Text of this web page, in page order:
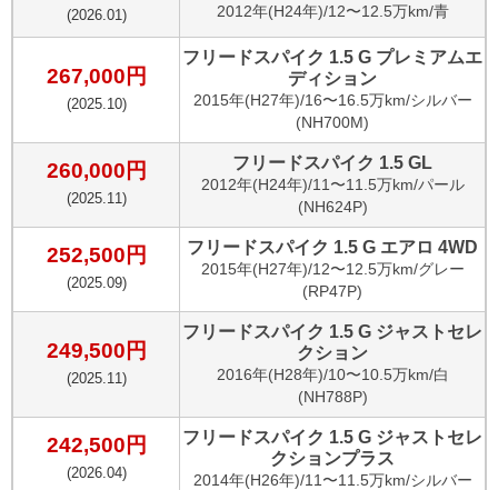
(2026.01) 2012年(H24年)/12〜12.5万km/青
267,000 円
(2025.10)
フリードスパイク 1.5 G プレミアムエ
ディション
2015年(H27年)/16〜16.5万km/シルバー
(NH700M)
260,000 円
(2025.11)
フリードスパイク 1.5 GL
2012年(H24年)/11〜11.5万km/パール
(NH624P)
252,500 円
(2025.09)
フリードスパイク 1.5 G エアロ 4WD
2015年(H27年)/12〜12.5万km/グレー
(RP47P)
249,500 円
(2025.11)
フリードスパイク 1.5 G ジャストセレ
クション
2016年(H28年)/10〜10.5万km/白
(NH788P)
242,500 円
(2026.04)
フリードスパイク 1.5 G ジャストセレ
クションプラス
2014年(H26年)/11〜11.5万km/シルバー